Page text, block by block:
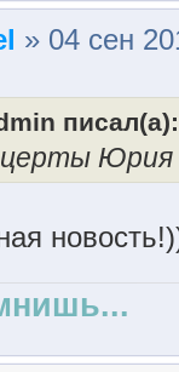
» 04 сен
писал(а):
Юрия